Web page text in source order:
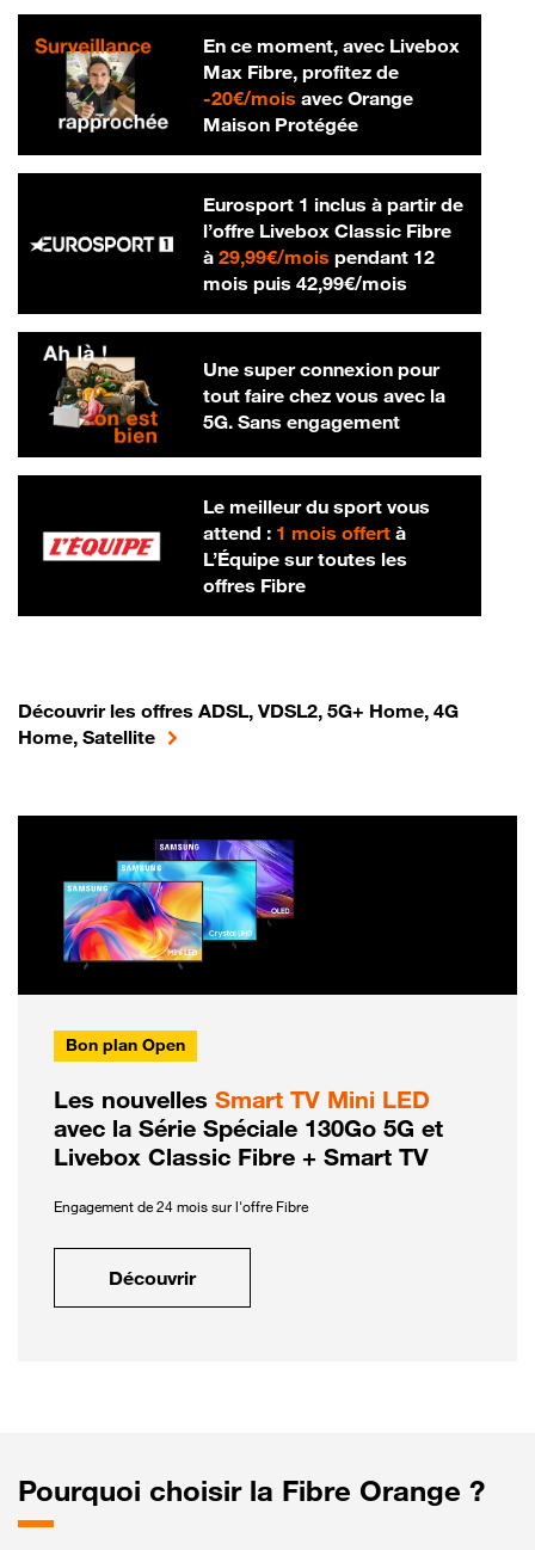
En ce moment, avec Livebox
Max Fibre, profitez de
-20€/mois20 € par mois
avec Orange
Maison Protégée
Eurosport 1 inclus à partir de
l’offre Livebox Classic Fibre
à 29,99€/mois29,99 € par mois
pendant 12
mois puis 42,99€/mois42,99 € par
Une super connexion pour
tout faire chez vous avec la
5G. Sans engagement
Le meilleur du sport vous
attend : 1 mois offertà
L’Équipe sur toutes les
offres Fibre
Découvrir les offres ADSL, VDSL2, 5G+ Home, 4G
Home, Satellite
Bon plan Open
Les nouvelles Smart TV Mini LED
avec la Série Spéciale 130Go 5G et
Livebox Classic Fibre + Smart TV
Engagement de 24 mois sur l'offre Fibre
Découvrir
Pourquoi choisir la Fibre Orange ?